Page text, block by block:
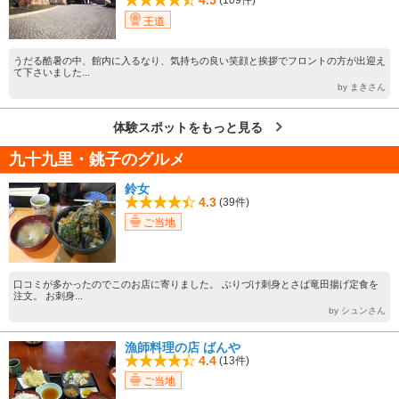
王道
うだる酷暑の中、館内に入るなり、気持ちの良い笑顔と挨拶でフロントの方が出迎え
て下さいました...
by まきさん
体験スポットをもっと見る
九十九里・銚子のグルメ
鈴女
4.3 (39件)
ご当地
口コミが多かったのでこのお店に寄りました。 ぶりづけ刺身とさば竜田揚げ定食を
注文。 お刺身...
by シュンさん
漁師料理の店 ばんや
4.4 (13件)
ご当地